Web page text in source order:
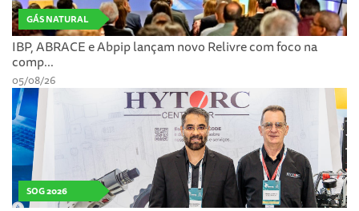
GÁS NATURAL
IBP, ABRACE e Abpip lançam novo Relivre com foco na
comp...
05/08/26
SOG 2026